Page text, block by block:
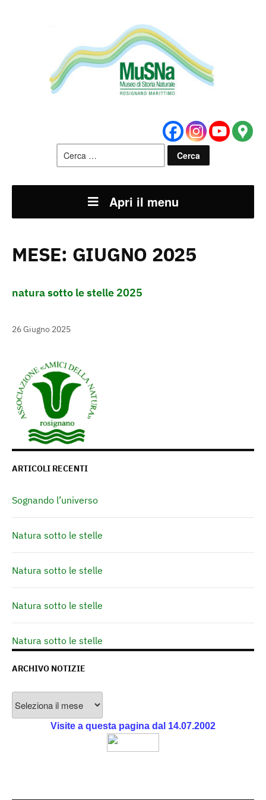
per:
Apri il menu
ARTICOLI RECENTI
Sognando l’universo
Natura sotto le stelle
Natura sotto le stelle
Natura sotto le stelle
Natura sotto le stelle
ARCHIVO NOTIZIE
Visite a questa pagina dal 14.07.2002
MESE: GIUGNO 2025
natura sotto le stelle 2025
26 Giugno 2025